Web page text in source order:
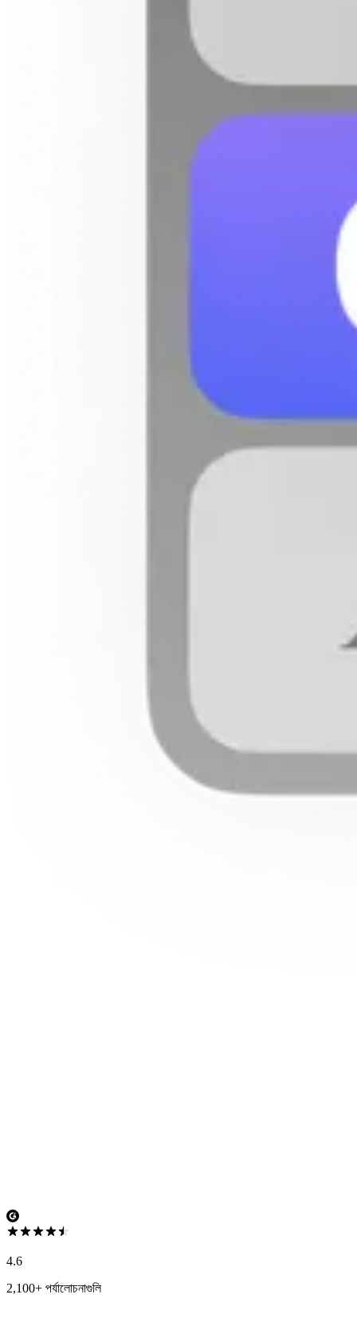
4.6
2,100+ পর্যালোচনাগুলি